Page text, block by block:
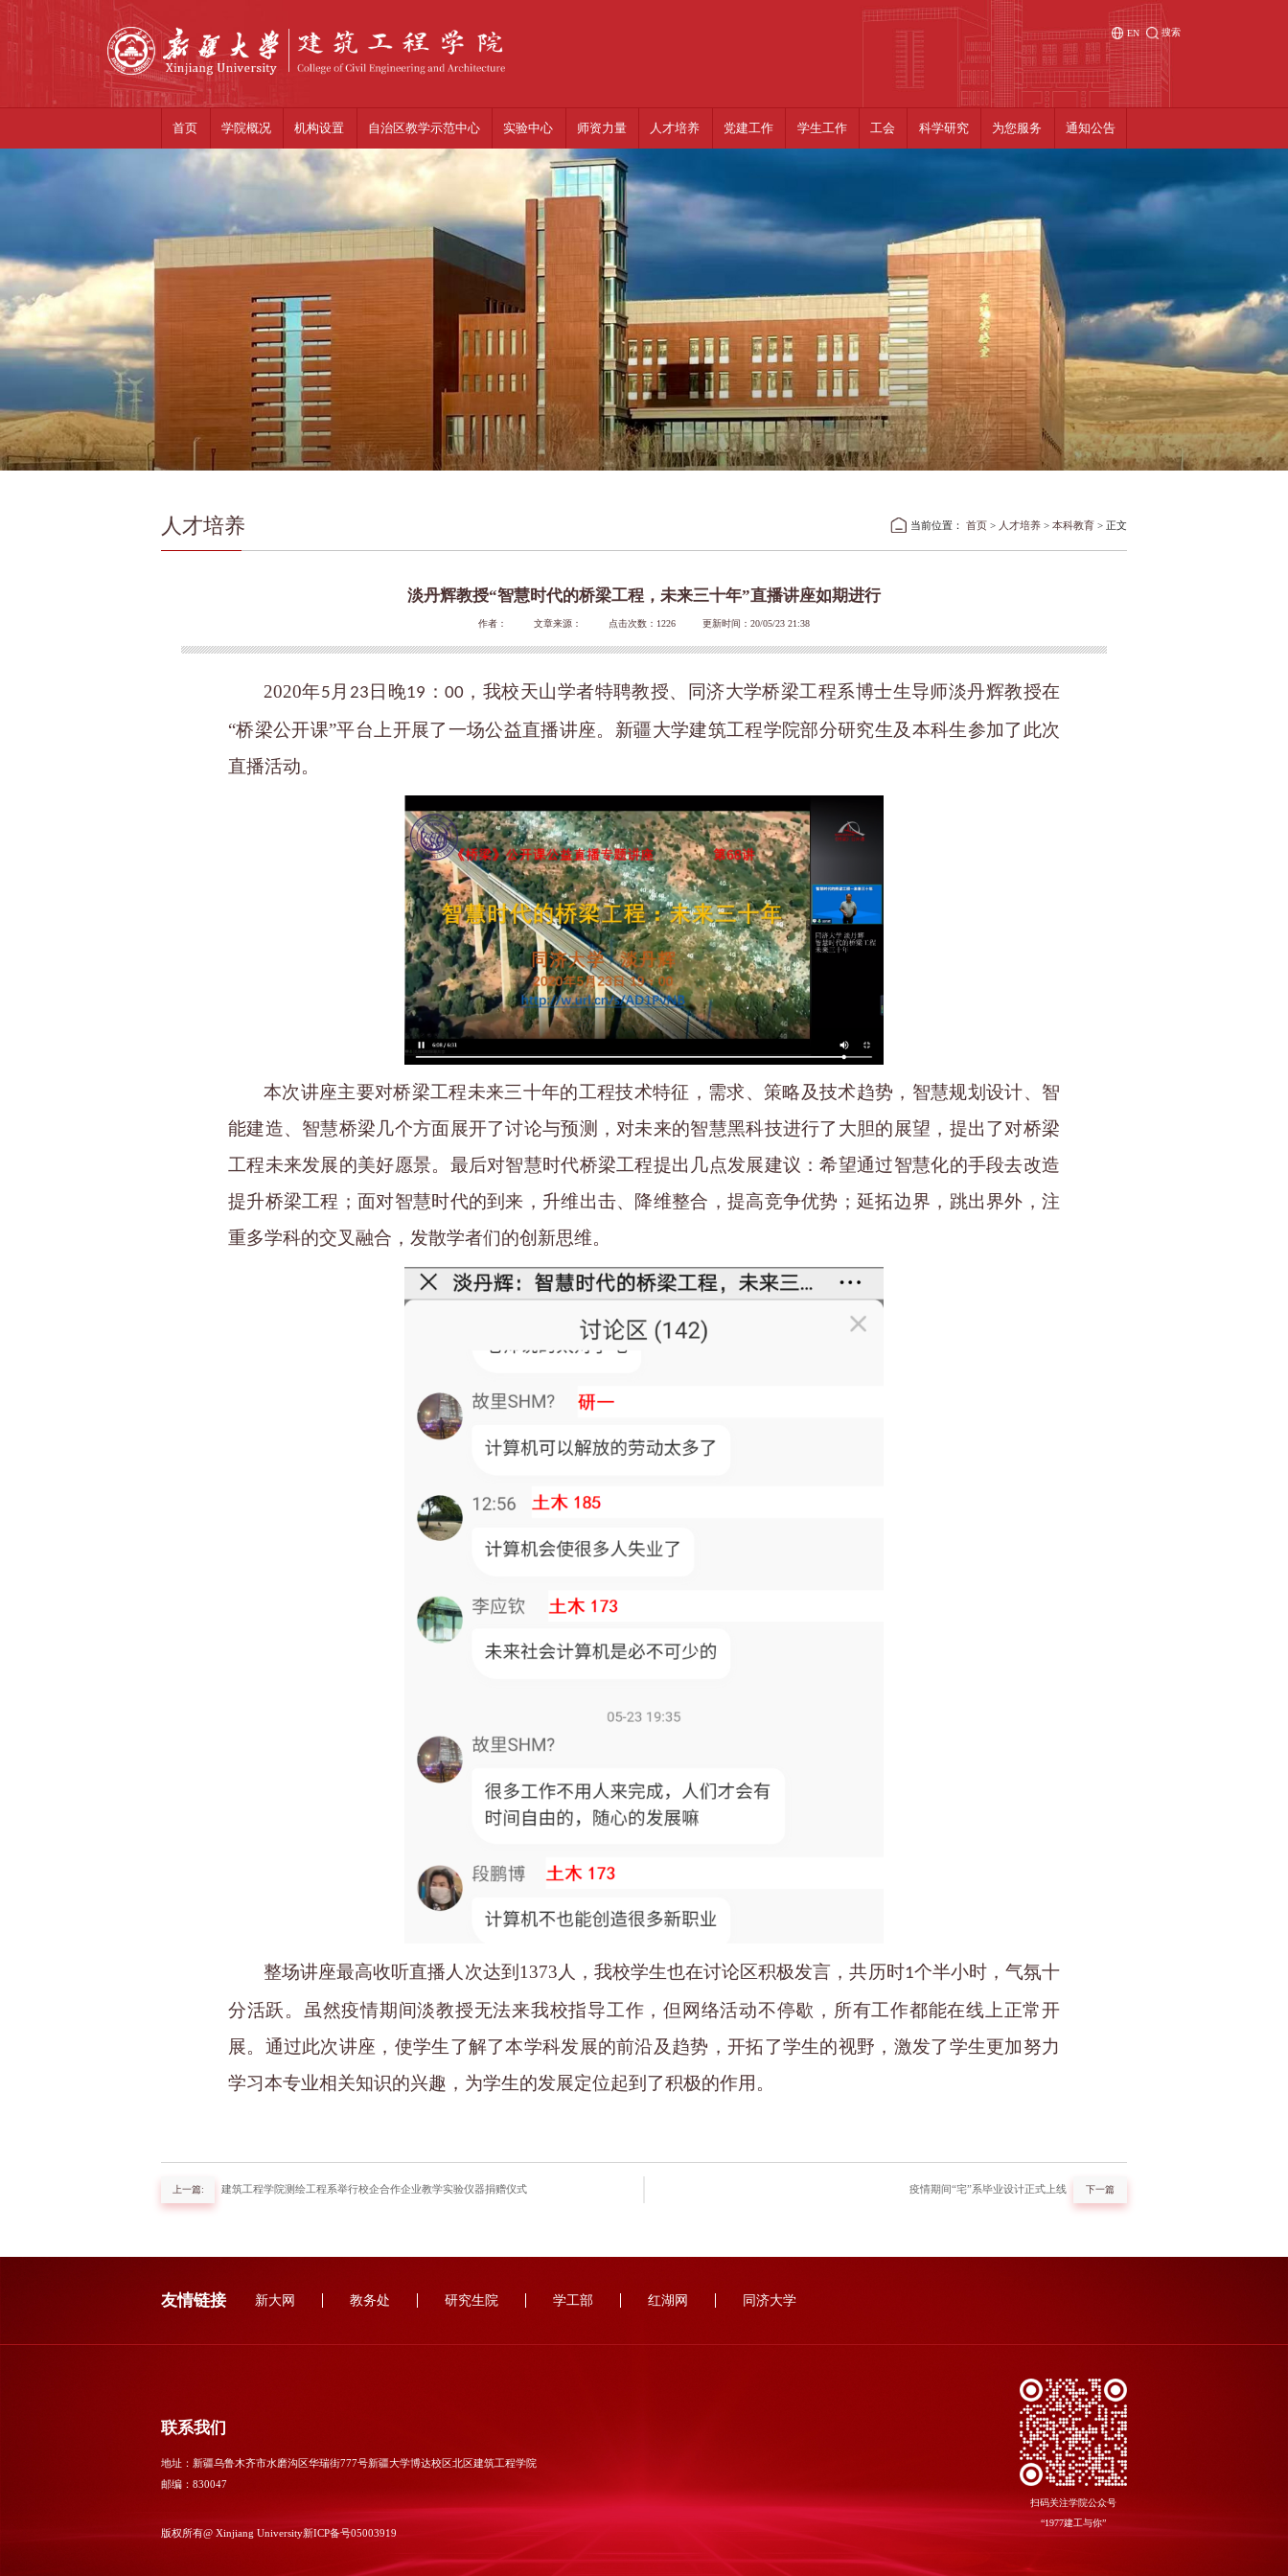
EN 搜索
首页 学院概况 机构设置 自治区教学示范中心 实验中心 师资力量 人才培养 党建工作 学生工作 工会 科学研究 为您服务 通知公告
人才培养 当前位置： 首页 > 人才培养 > 本科教育 > 正文
淡丹辉教授“智慧时代的桥梁工程，未来三十年”直播讲座如期进行
作者： 文章来源： 点击次数： 1226 更新时间：20/05/23 21:38
2020年5 月 23 日晚19 ： 00 ，我校天山学者特聘教授、同济大学桥梁工程系博士生导师淡丹辉教授在
“桥梁公开课”平台上开展了一场公益直播讲座。新疆大学建筑工程学院部分研究生及本科生参加了此次
直播活动。
本次讲座主要对桥梁工程未来三十年的工程技术特征，需求、策略及技术趋势，智慧规划设计、智
能建造、智慧桥梁几个方面展开了讨论与预测，对未来的智慧黑科技进行了大胆的展望，提出了对桥梁
工程未来发展的美好愿景。最后对智慧时代桥梁工程提出几点发展建议：希望通过智慧化的手段去改造
提升桥梁工程；面对智慧时代的到来，升维出击、降维整合，提高竞争优势；延拓边界，跳出界外，注
重多学科的交叉融合，发散学者们的创新思维。
整场讲座最高收听直播人次达到 1373 人，我校学生也在讨论区积极发言，共历时1个半小时，气氛十
分活跃。虽然疫情期间淡教授无法来我校指导工作，但网络活动不停歇，所有工作都能在线上正常开
展。通过此次讲座，使学生了解了本学科发展的前沿及趋势，开拓了学生的视野，激发了学生更加努力
学习本专业相关知识的兴趣，为学生的发展定位起到了积极的作用。
上一篇: 建筑工程学院测绘工程系举行校企合作企业教学实验仪器捐赠仪式 疫情期间“宅”系毕业设计正式上线 下一篇
友情链接 新大网 教务处 研究生院 学工部 红湖网 同济大学
联系我们
地址：新疆乌鲁木齐市水磨沟区华瑞街777号新疆大学博达校区北区建筑工程学院
邮编：830047
扫码关注学院公众号
“1977建工与你”
版权所有@ Xinjiang University新ICP备号05003919